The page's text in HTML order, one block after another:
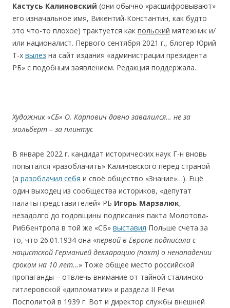
Кастусь Калиновский (они обычно «расшифровывают»
его изначальное имя, Викентий-Константин, как будто
это что-то плохое) трактуется как польский мятежник и/
или националист. Первого сентября 2021 г., блогер Юрий
T-x вылез на сайт издания «администрации президента
РБ» с подобным заявлением. Редакция поддержала.
Художник «СБ» О. Карпович давно завалился… не за
мольберт – за плинтус
В январе 2022 г. кандидат исторических наук Г-н вновь
попытался «разоблачить» Калиновского перед страной
(а разоблачил себя и своё общество «Знание»…). Ещё
один выходец из сообщества историков, «депутат
палаты представителей» РБ Игорь Марзалюк,
незадолго до годовщины подписания пакта Молотова-
Риббентропа в той же «СБ» выставил Польше счета за
то, что 26.01.1934 она «первой в Европе подписала с
нацистской Германией декларацию (пакт) о ненападении
сроком на 10 лет…» Тоже общее место российской
пропаганды – отвлечь внимание от тайной сталинско-
гитлеровской «дипломатии» и раздела ІІ Речи
Посполитой в 1939 г. Вот и директор службы внешней